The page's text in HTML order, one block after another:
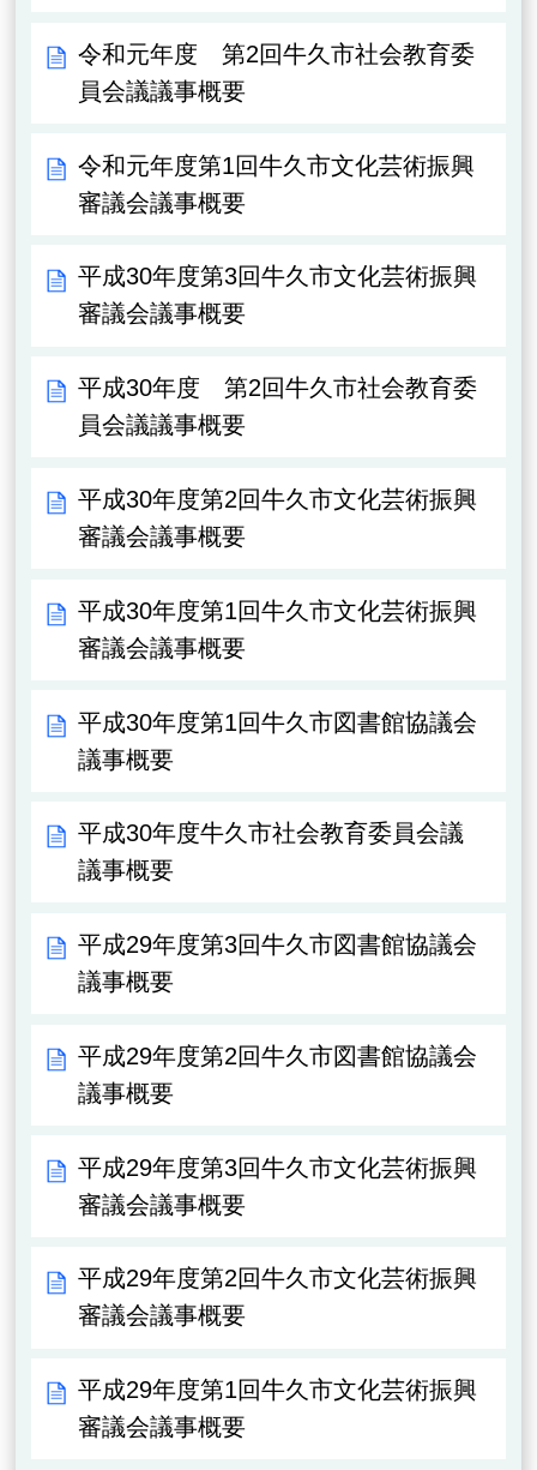
令和元年度 第2回牛久市社会教育委
員会議議事概要
令和元年度第1回牛久市文化芸術振興
審議会議事概要
平成30年度第3回牛久市文化芸術振興
審議会議事概要
平成30年度 第2回牛久市社会教育委
員会議議事概要
平成30年度第2回牛久市文化芸術振興
審議会議事概要
平成30年度第1回牛久市文化芸術振興
審議会議事概要
平成30年度第1回牛久市図書館協議会
議事概要
平成30年度牛久市社会教育委員会議
議事概要
平成29年度第3回牛久市図書館協議会
議事概要
平成29年度第2回牛久市図書館協議会
議事概要
平成29年度第3回牛久市文化芸術振興
審議会議事概要
平成29年度第2回牛久市文化芸術振興
審議会議事概要
平成29年度第1回牛久市文化芸術振興
審議会議事概要